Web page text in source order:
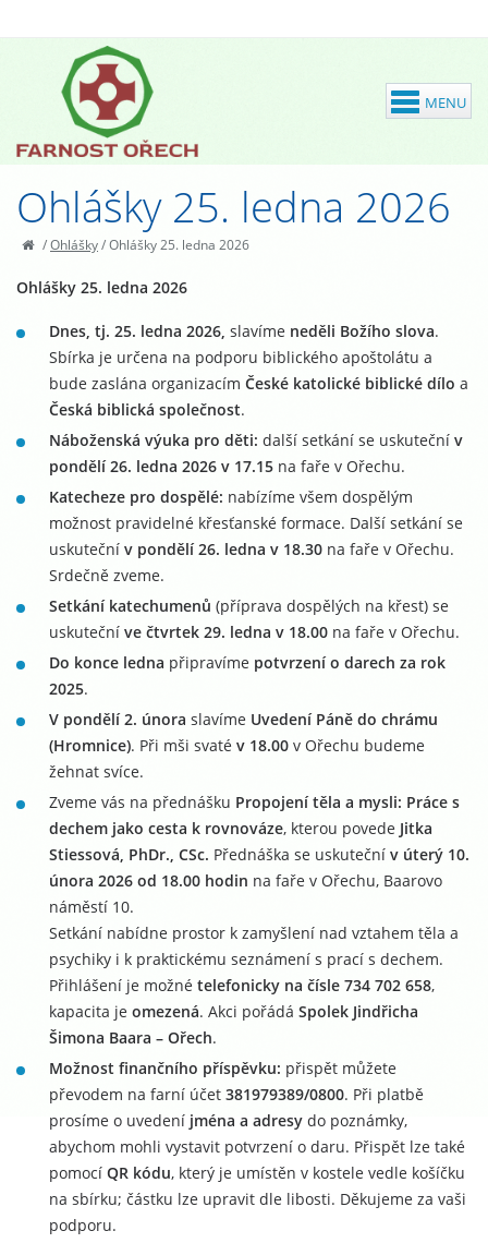
Ohlášky 25. ledna 2026
/Ohlášky/Ohlášky 25. ledna 2026
Ohlášky 25. ledna 2026
Dnes, tj. 25. ledna 2026, slavíme neděli Božího slova.
Sbírka je určena na podporu biblického apoštolátu a
bude zaslána organizacím České katolické biblické dílo a
Česká biblická společnost.
Náboženská výuka pro děti: další setkání se uskuteční v
pondělí 26. ledna 2026 v 17.15 na faře v Ořechu.
Katecheze pro dospělé: nabízíme všem dospělým
možnost pravidelné křesťanské formace. Další setkání se
uskuteční v pondělí 26. ledna v 18.30 na faře v Ořechu.
Srdečně zveme.
Setkání katechumenů (příprava dospělých na křest) se
uskuteční ve čtvrtek 29. ledna v 18.00 na faře v Ořechu.
Do konce ledna připravíme potvrzení o darech za rok
2025.
V pondělí 2. února slavíme Uvedení Páně do chrámu
(Hromnice). Při mši svaté v 18.00 v Ořechu budeme
žehnat svíce.
Zveme vás na přednášku Propojení těla a mysli: Práce s
dechem jako cesta k rovnováze, kterou povede Jitka
Stiessová, PhDr., CSc. Přednáška se uskuteční v úterý 10.
února 2026 od 18.00 hodin na faře v Ořechu, Baarovo
náměstí 10.
Setkání nabídne prostor k zamyšlení nad vztahem těla a
psychiky i k praktickému seznámení s prací s dechem.
Přihlášení je možné telefonicky na čísle 734 702 658,
kapacita je omezená. Akci pořádá Spolek Jindřicha
Šimona Baara – Ořech.
Možnost finančního příspěvku: přispět můžete
převodem na farní účet 381979389/0800. Při platbě
prosíme o uvedení jména a adresy do poznámky,
abychom mohli vystavit potvrzení o daru. Přispět lze také
pomocí QR kódu, který je umístěn v kostele vedle košíčku
na sbírku; částku lze upravit dle libosti. Děkujeme za vaši
podporu.